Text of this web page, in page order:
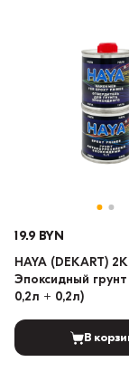
19.9 BYN
HAYA (DEKART) 2K
Эпоксидный грунт (Объём:
0,2л + 0,2л)
В